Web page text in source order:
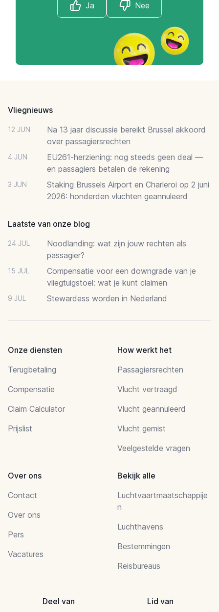
Ja Nee
Vliegnieuws
12 JUN
Na 13 jaar discussie bereikt Brussel akkoord
over passagiersrechten
4 JUN
EU261-herziening: nog steeds geen deal —
en passagiers betalen de rekening
3 JUN
Staking Brussels Airport en Charleroi op 2 juni
2026: honderden vluchten geannuleerd
Laatste van onze blog
24 JUL
Noodlanding: wat zijn jouw rechten als
passagier?
15 JUL
Compensatie voor een downgrade van je
vliegtuigstoel: wat je kunt claimen
9 JUL Stewardess worden in Nederland
Onze diensten
Terugbetaling
Compensatie
Claim Calculator
Prijslist
How werkt het
Passagiersrechten
Vlucht vertraagd
Vlucht geannuleerd
Vlucht gemist
Veelgestelde vragen
Over ons
Contact
Over ons
Pers
Vacatures
Bekijk alle
Luchtvaartmaatschappije
n
Luchthavens
Bestemmingen
Reisbureaus
Deel van Lid van